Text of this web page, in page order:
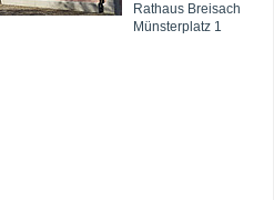
Rathaus Breisach
Münsterplatz 1